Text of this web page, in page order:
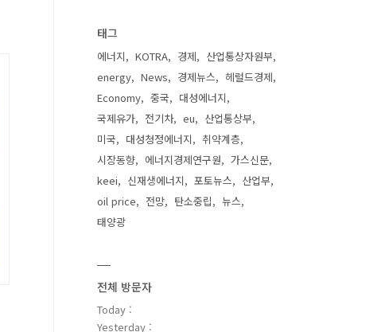
태그
에너지 KOTRA 경제
산업통상자원부
energy
News 경제뉴스
헤럴드경제
Economy
중국
대성에너지
국제유가
전기차 eu
산업통상부
미국
대성청정에너지
취약계층
시장동향
에너지경제연구원
가스신문
keei
신재생에너지 포토뉴스
산업부
oil price
전망 탄소중립
뉴스
태양광
전체 방문자
Today :
Yesterday :